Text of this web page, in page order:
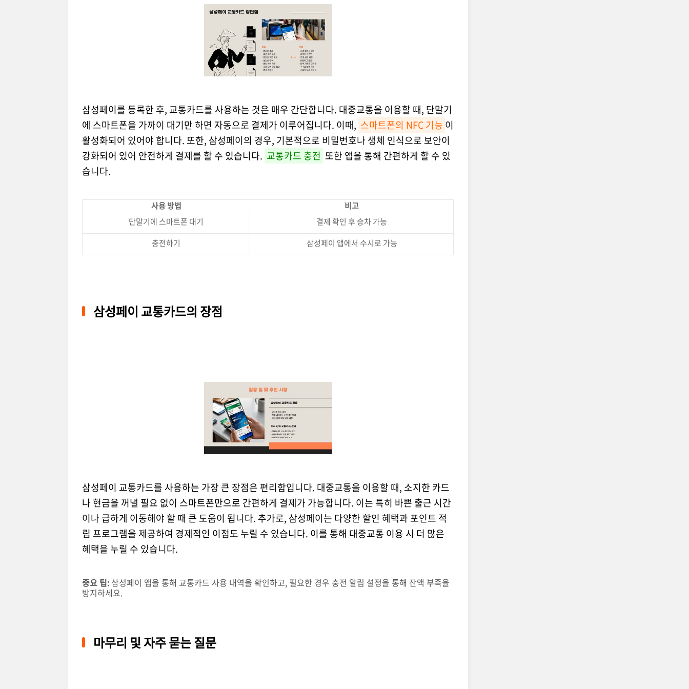
삼성페이를 등록한 후, 교통카드를 사용하는 것은 매우 간단합니다. 대중교통을 이용할 때, 단말기
에 스마트폰을 가까이 대기만 하면 자동으로 결제가 이루어집니다. 이때, 스마트폰의 NFC 기능 이
활성화되어 있어야 합니다. 또한, 삼성페이의 경우, 기본적으로 비밀번호나 생체 인식으로 보안이
강화되어 있어 안전하게 결제를 할 수 있습니다. 교통카드 충전 또한 앱을 통해 간편하게 할 수 있
습니다.
사용 방법
비고
단말기에 스마트폰 대기
결제 확인 후 승차 가능
충전하기
삼성페이 앱에서 수시로 가능
삼성페이 교통카드의 장점
삼성페이 교통카드를 사용하는 가장 큰 장점은 편리함입니다. 대중교통을 이용할 때, 소지한 카드
나 현금을 꺼낼 필요 없이 스마트폰만으로 간편하게 결제가 가능합니다. 이는 특히 바쁜 출근 시간
이나 급하게 이동해야 할 때 큰 도움이 됩니다. 추가로, 삼성페이는 다양한 할인 혜택과 포인트 적
립 프로그램을 제공하여 경제적인 이점도 누릴 수 있습니다. 이를 통해 대중교통 이용 시 더 많은
혜택을 누릴 수 있습니다.
중요 팁: 삼성페이 앱을 통해 교통카드 사용 내역을 확인하고, 필요한 경우 충전 알림 설정을 통해 잔액 부족을
방지하세요.
마무리 및 자주 묻는 질문